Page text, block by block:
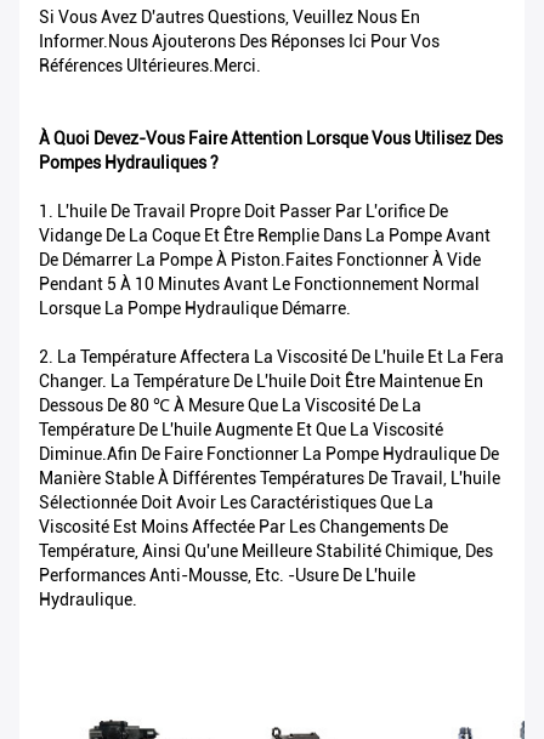
Si Vous Avez D'autres Questions, Veuillez Nous En
Informer.Nous Ajouterons Des Réponses Ici Pour Vos
Références Ultérieures.Merci.
À Quoi Devez-Vous Faire Attention Lorsque Vous Utilisez Des
Pompes Hydrauliques ?
1. L'huile De Travail Propre Doit Passer Par L'orifice De
Vidange De La Coque Et Être Remplie Dans La Pompe Avant
De Démarrer La Pompe À Piston.Faites Fonctionner À Vide
Pendant 5 À 10 Minutes Avant Le Fonctionnement Normal
Lorsque La Pompe Hydraulique Démarre.
2. La Température Affectera La Viscosité De L'huile Et La Fera
Changer. La Température De L'huile Doit Être Maintenue En
Dessous De 80 ℃ À Mesure Que La Viscosité De La
Température De L'huile Augmente Et Que La Viscosité
Diminue.Afin De Faire Fonctionner La Pompe Hydraulique De
Manière Stable À Différentes Températures De Travail, L'huile
Sélectionnée Doit Avoir Les Caractéristiques Que La
Viscosité Est Moins Affectée Par Les Changements De
Température, Ainsi Qu'une Meilleure Stabilité Chimique, Des
Performances Anti-Mousse, Etc. -usure De L'huile
Hydraulique.